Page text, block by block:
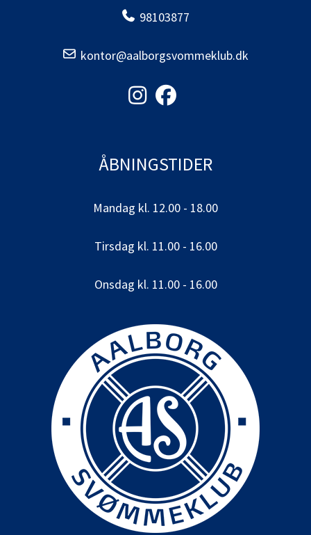
98103877
kontor@aalborgsvommeklub.dk
ÅBNINGSTIDER
Mandag kl. 12.00 - 18.00
Tirsdag kl. 11.00 - 16.00
Onsdag kl. 11.00 - 16.00